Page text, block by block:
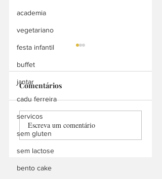
academia
vegetariano
festa infantil
buffet
jantar
cadu ferreira
servicos
sem gluten
sem lactose
bento cake
Manu Churros
Delivery
Comentários
Escreva um comentário